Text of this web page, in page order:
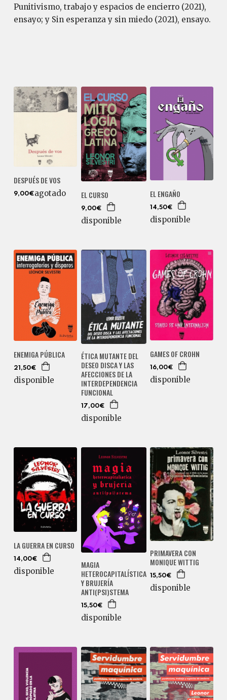
Punitivismo, trabajo y espacios de encierro (2021),
ensayo; y Sin esperanza y sin miedo (2021), ensayo.
DESPUÉS DE VOS
9,00€agotado EL CURSO
9,00€
disponible
EL ENGAÑO
14,50€
disponible
ENEMIGA PÚBLICA
21,50€
disponible
ÉTICA MUTANTE DEL
DESEO DISCA Y LAS
AFECCIONES DE LA
INTERDEPENDENCIA
FUNCIONAL
17,00€
disponible
GAMES OF CROHN
16,00€
disponible
LA GUERRA EN CURSO
14,00€
disponible
MAGIA
HETEROCAPITALÍSTICA
Y BRUJERÍA
ANTI(PSI)STEMA
15,50€
disponible
PRIMAVERA CON
MONIQUE WITTIG
15,50€
disponible